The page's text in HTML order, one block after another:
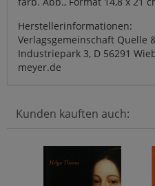
Herstellerinformationen:
Verlagsgemeinschaft Quelle
Industriepark 3, D 56291
meyer.de
Kunden kauften auch: